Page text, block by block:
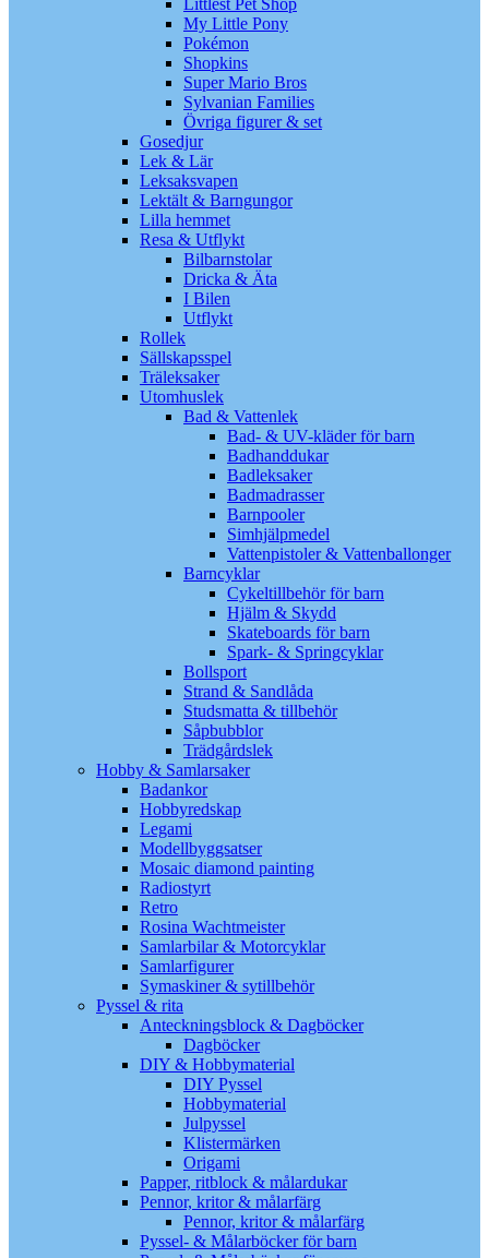
Littlest Pet Shop
My Little Pony
Pokémon
Shopkins
Super Mario Bros
Sylvanian Families
Övriga figurer & set
Gosedjur
Lek & Lär
Leksaksvapen
Lektält & Barngungor
Lilla hemmet
Resa & Utflykt
Bilbarnstolar
Dricka & Äta
I Bilen
Utflykt
Rollek
Sällskapsspel
Träleksaker
Utomhuslek
Bad & Vattenlek
Bad- & UV-kläder för barn
Badhanddukar
Badleksaker
Badmadrasser
Barnpooler
Simhjälpmedel
Vattenpistoler & Vattenballonger
Barncyklar
Cykeltillbehör för barn
Hjälm & Skydd
Skateboards för barn
Spark- & Springcyklar
Bollsport
Strand & Sandlåda
Studsmatta & tillbehör
Såpbubblor
Trädgårdslek
Hobby & Samlarsaker
Badankor
Hobbyredskap
Legami
Modellbyggsatser
Mosaic diamond painting
Radiostyrt
Retro
Rosina Wachtmeister
Samlarbilar & Motorcyklar
Samlarfigurer
Symaskiner & sytillbehör
Pyssel & rita
Anteckningsblock & Dagböcker
Dagböcker
DIY & Hobbymaterial
DIY Pyssel
Hobbymaterial
Julpyssel
Klistermärken
Origami
Papper, ritblock & målardukar
Pennor, kritor & målarfärg
Pennor, kritor & målarfärg
Pyssel- & Målarböcker för barn